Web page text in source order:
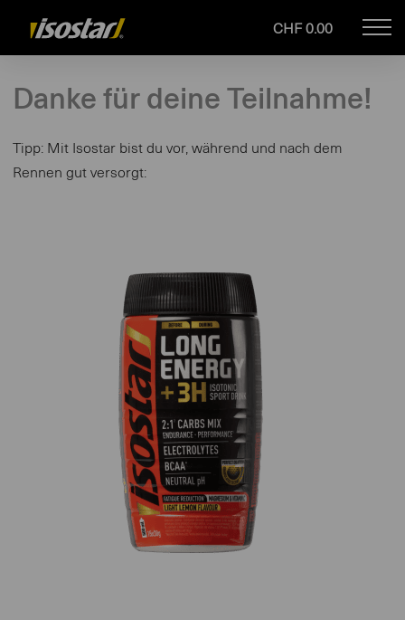
isostar.ch
CHF 0.00
Danke für deine Teilnahme!
Tipp: Mit Isostar bist du vor, während und nach dem
Rennen gut versorgt: